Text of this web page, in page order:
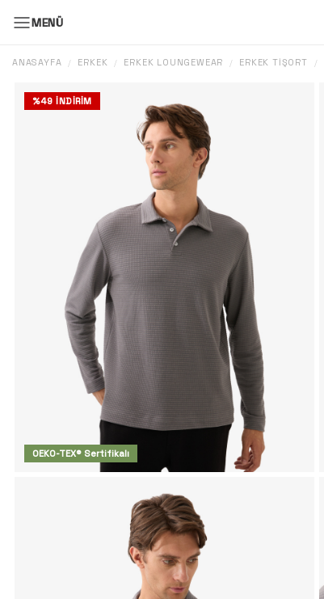
MENÜ
ANASAYFA / ERKEK / ERKEK LOUNGEWEAR / ERKEK TIŞÖRT /
%49 İNDIRIM
OEKO-TEX® Sertifikalı